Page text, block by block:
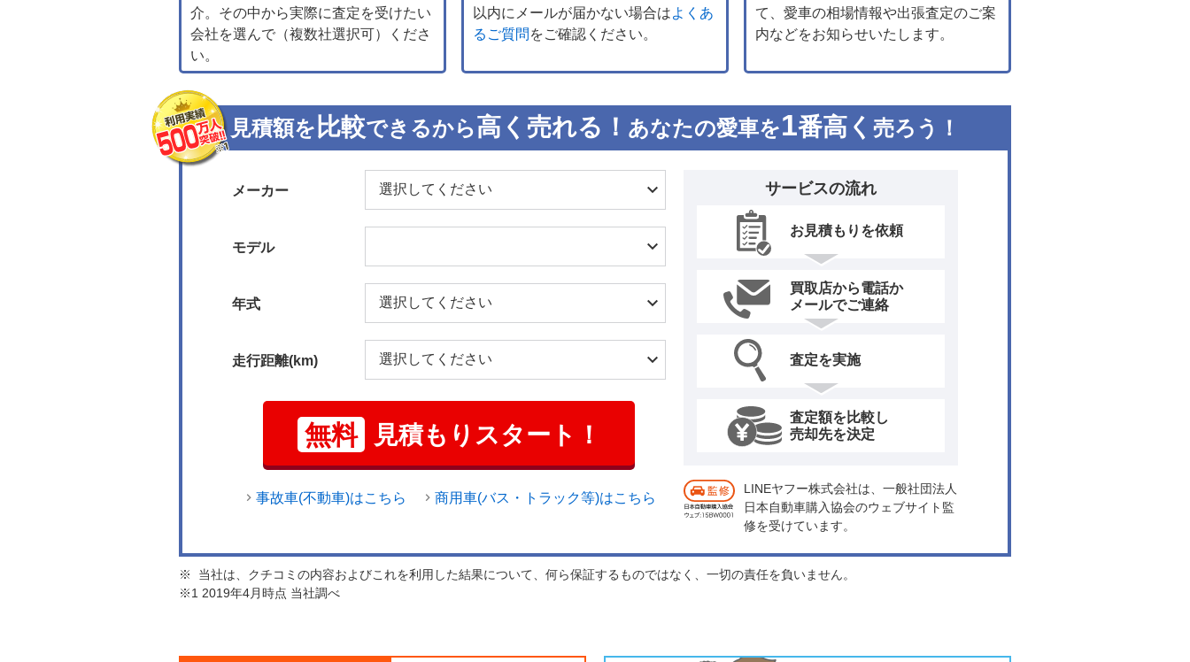
介。その中から実際に査定を受けたい
会社を選んで（複数社選択可）くださ
い。
以内にメールが届かない場合はよくあ
るご質問 をご確認ください。
て、愛車の相場情報や出張査定のご案
内などをお知らせいたします。
見積額を 比較できるから高く売れる！ あなたの愛車を1番高く 売ろう！
メーカー
モデル
年式
走行距離(km)
無料 見積もりスタート！
事故車(不動車)はこちら 商用車(バス・トラック等)はこちら
サービスの流れ
お見積もりを依頼
買取店から電話か
メールでご連絡
査定を実施
査定額を比較し
売却先を決定
LINEヤフー株式会社は、一般社団法人
日本自動車購入協会のウェブサイト監
修を受けています。
※ 当社は、クチコミの内容およびこれを利用した結果について、何ら保証するものではなく、一切の責任を負いません。
※1 2019年4月時点 当社調べ